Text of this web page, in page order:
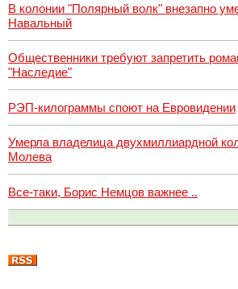
В колонии "Полярный волк" внезапно
Навальный
Общественники требуют запретить
"Наследие"
РЭП-килограммы споют на Евровидении
Умерла владелица двухмиллиардной
Молева
Все-таки, Борис Немцов важнее ..